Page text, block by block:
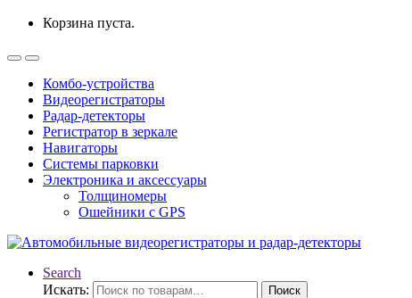
Корзина пуста.
Комбо-устройства
Видеорегистраторы
Радар-детекторы
Регистратор в зеркале
Навигаторы
Системы парковки
Электроника и аксессуары
Толщиномеры
Ошейники с GPS
Search
Искать:
Поиск